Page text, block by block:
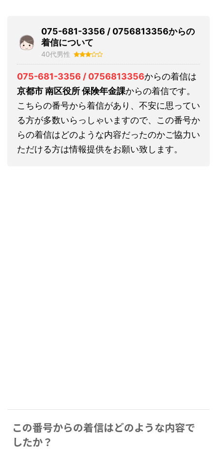
075-681-3356 / 0756813356からの
着信について
40代男性
075-681-3356 / 0756813356からの着信は
京都市 南区役所 保険年金課からの着信です。
こちらの番号から着信があり、不安に思ってい
る方が多数いらっしゃいますので、この番号か
らの着信はどのような内容だったのかご協力い
ただける方は情報提供をお願い致します。
この番号からの着信はどのような内容で
したか？